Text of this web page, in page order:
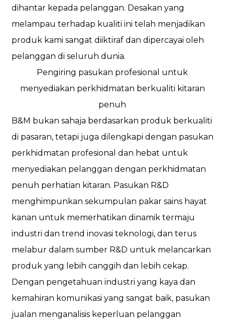
dihantar kepada pelanggan. Desakan yang
melampau terhadap kualiti ini telah menjadikan
produk kami sangat diiktiraf dan dipercayai oleh
pelanggan di seluruh dunia.
Pengiring pasukan profesional untuk
menyediakan perkhidmatan berkualiti kitaran
penuh
B&M bukan sahaja berdasarkan produk berkualiti
di pasaran, tetapi juga dilengkapi dengan pasukan
perkhidmatan profesional dan hebat untuk
menyediakan pelanggan dengan perkhidmatan
penuh perhatian kitaran. Pasukan R&D
menghimpunkan sekumpulan pakar sains hayat
kanan untuk memerhatikan dinamik termaju
industri dan trend inovasi teknologi, dan terus
melabur dalam sumber R&D untuk melancarkan
produk yang lebih canggih dan lebih cekap.
Dengan pengetahuan industri yang kaya dan
kemahiran komunikasi yang sangat baik, pasukan
jualan menganalisis keperluan pelanggan